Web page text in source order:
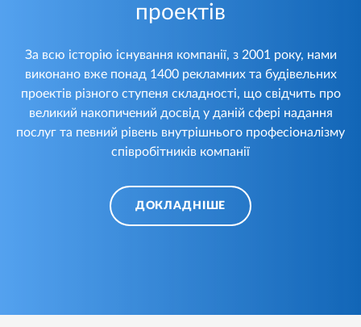
проектів
За всю історію існування компанії, з 2001 року, нами
виконано вже понад 1400 рекламних та будівельних
проектів різного ступеня складності, що свідчить про
великий накопичений досвід у даній сфері надання
послуг та певний рівень внутрішнього професіоналізму
співробітників компанії
ДОКЛАДНІШЕ